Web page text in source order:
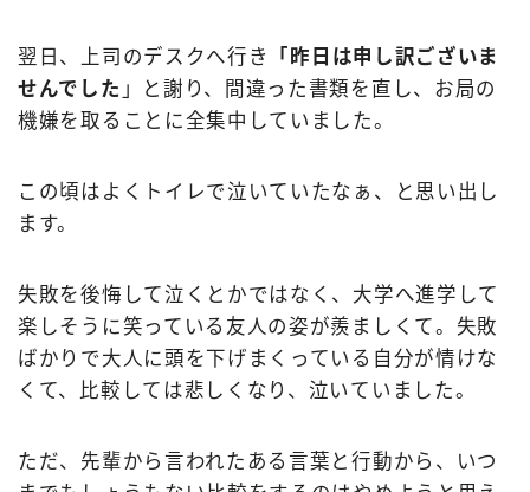
翌日、上司のデスクへ行き
「昨日は申し訳ございま
せんでした 」と謝り、間違った書類を直し、お局の
機嫌を取ることに全集中していました。
この頃はよくトイレで泣いていたなぁ、と思い出し
ます。
失敗を後悔して泣くとかではなく、大学へ進学して
楽しそうに笑っている友人の姿が羨ましくて。失敗
ばかりで大人に頭を下げまくっている自分が情けな
くて、比較しては悲しくなり、泣いていました。
ただ、先輩から言われたある言葉と行動から、いつ